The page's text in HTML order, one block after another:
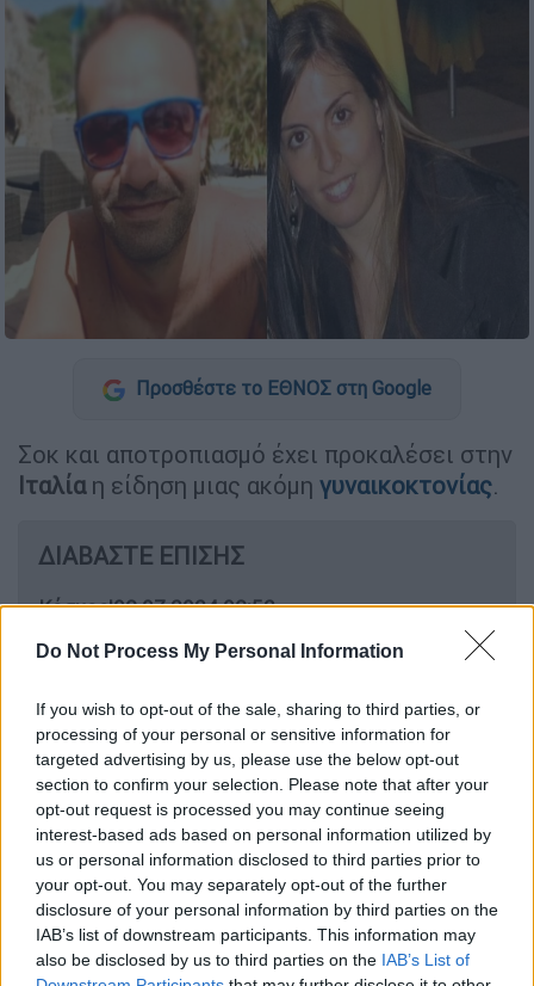
Do Not Process My Personal Information
If you wish to opt-out of the sale, sharing to third parties, or
processing of your personal or sensitive information for
targeted advertising by us, please use the below opt-out
section to confirm your selection. Please note that after your
opt-out request is processed you may continue seeing
interest-based ads based on personal information utilized by
us or personal information disclosed to third parties prior to
your opt-out. You may separately opt-out of the further
disclosure of your personal information by third parties on the
IAB’s list of downstream participants. This information may
also be disclosed by us to third parties on the IAB’s List of
Προσθέστε το ΕΘΝΟΣ στη Google
Σοκ και αποτροπιασμό έχει προκαλέσει στην
Ιταλίαη είδηση μιας ακόμη γυναικοκτονίας.
ΔΙΑΒΑΣΤΕ ΕΠΙΣΗΣ
Κόσμος|09.07.2024 09:52
Νέο περιστατικό με Boeing:
Αεροσκάφος της United Airlines
έχασε έναν τροχό κατά την
απογείωση
ΈναςΙταλός οδηγόςφορτηγού φέρεται να
σκότωσε τη σύζυγό του και να
χρησιμοποιούσε το τηλέφωνό της για μήνες
για να δείξει ότι ήταν ζωντανή.